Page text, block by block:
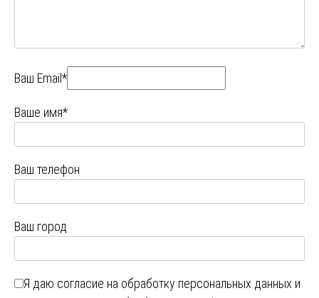
Ваш Email*
Ваше имя*
Ваш телефон
Ваш город
Я даю согласие на обработку персональных данных и